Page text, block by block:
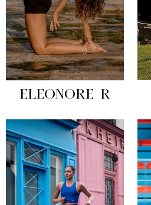
ELEONORE R